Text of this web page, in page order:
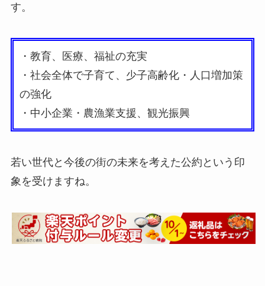
す。
・教育、医療、福祉の充実
・社会全体で子育て、少子高齢化・人口増加策
の強化
・中小企業・農漁業支援、観光振興
若い世代と今後の街の未来を考えた公約という印
象を受けますね。